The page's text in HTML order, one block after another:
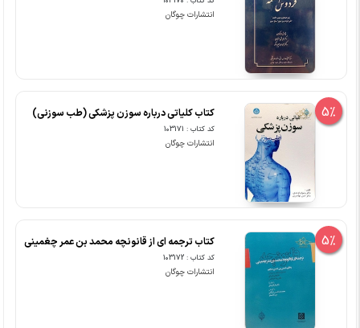
انتشارات چوگان
5% کتاب کلیاتی درباره سوزن پزشکی (طب سوزنی)
کد کتاب : 103171
انتشارات چوگان
5% کتاب ترجمه ای از قانونچه محمد بن عمر چغمینی
کد کتاب : 103172
انتشارات چوگان